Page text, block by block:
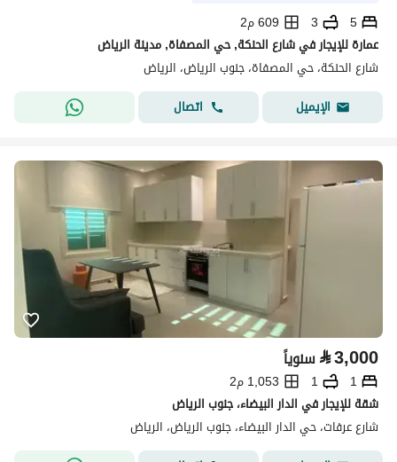
5
3
609 م2
عمارة للإيجار في شارع الحنكة, حي المصفاة, مدينة الرياض
شارع الحنكة، حي المصفاة، جنوب الرياض، الرياض
الإيميل
اتصال
⃁3,000 سنوياً
1
1
1,053 م2
شقة للإيجار في الدار البيضاء، جنوب الرياض
شارع عرفات، حي الدار البيضاء، جنوب الرياض، الرياض